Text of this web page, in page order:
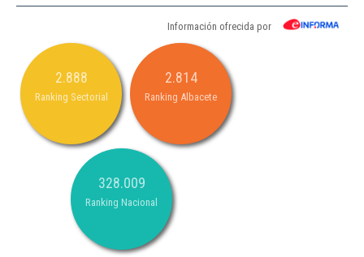
Información ofrecida por
2.888
Ranking Sectorial
2.814
Ranking Albacete
328.009
Ranking Nacional